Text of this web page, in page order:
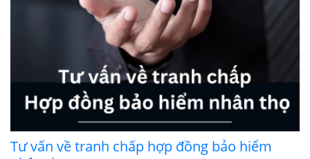
Tư vấn về tranh chấp hợp đồng bảo hiểm